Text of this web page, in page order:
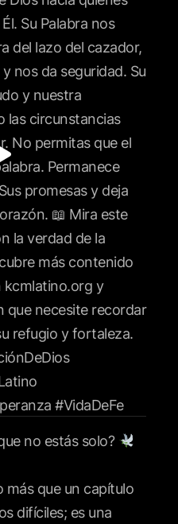
no estás solo?
más que un capítulo
difíciles; es una